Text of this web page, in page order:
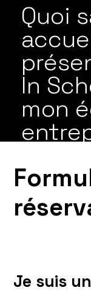
Quoi
In
mon
Je suis